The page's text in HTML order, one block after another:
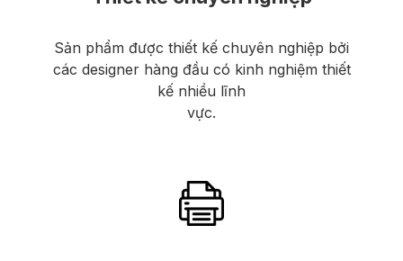
Sản phẩm được thiết kế chuyên nghiệp bởi
các designer hàng đầu có kinh nghiệm thiết
kế nhiều lĩnh
vực.